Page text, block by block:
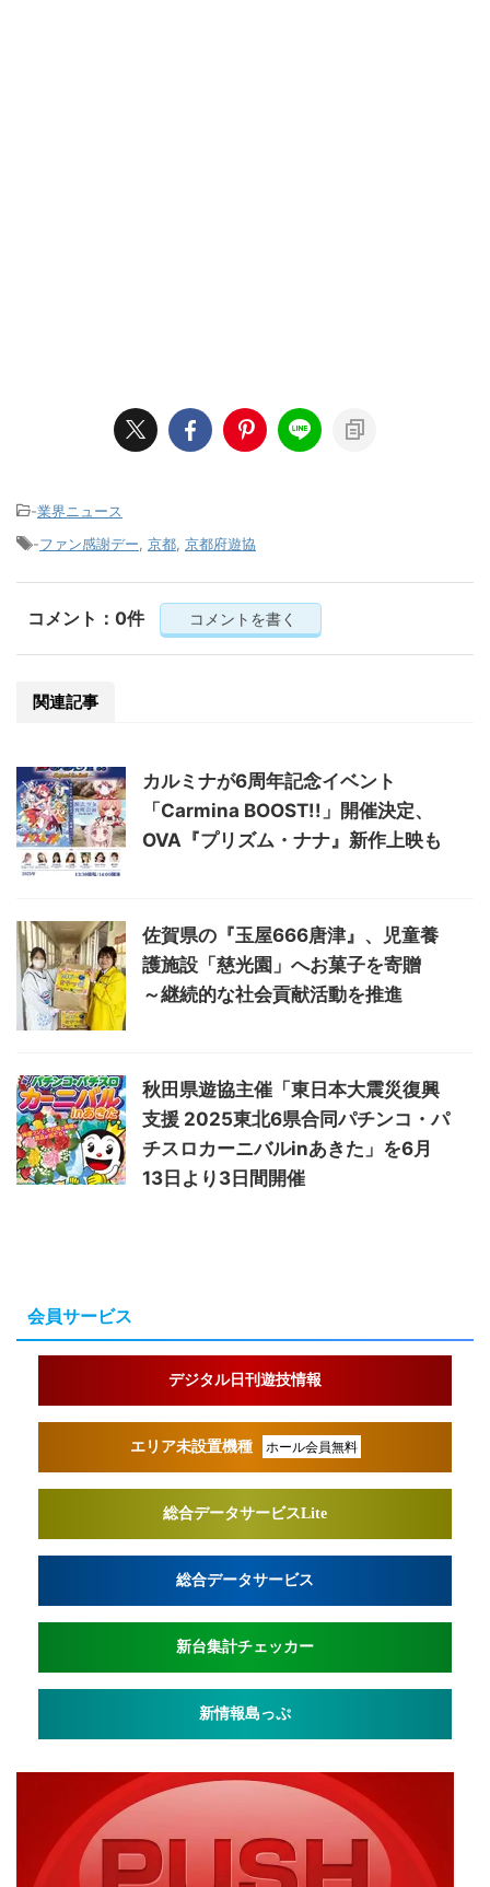
-業界ニュース
-ファン感謝デー, 京都, 京都府遊協
コメント：0件 コメントを書く
関連記事
カルミナが6周年記念イベント
「Carmina BOOST!!」開催決定、
OVA『プリズム・ナナ』新作上映も
佐賀県の『玉屋666唐津』、児童養
護施設「慈光園」へお菓子を寄贈
～継続的な社会貢献活動を推進
秋田県遊協主催「東日本大震災復興
支援 2025東北6県合同パチンコ・パ
チスロカーニバルinあきた」を6月
13日より3日間開催
会員サービス
デジタル日刊遊技情報
エリア未設置機種 ホール会員無料
総合データサービスLite
総合データサービス
新台集計チェッカー
新情報島っぷ